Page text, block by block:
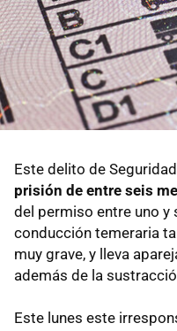
Este delito de
prisión de entre seis
del permiso entre uno y
conducción temeraria
muy grave, y lleva
además de la
Este lunes este